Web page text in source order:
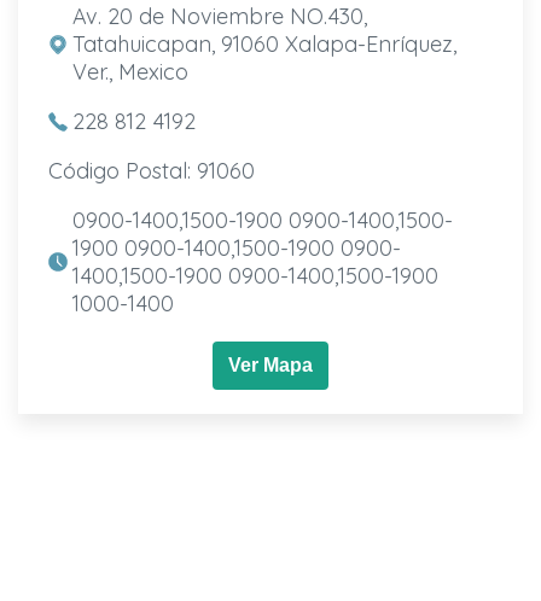
Av. 20 de Noviembre NO.430,
Tatahuicapan, 91060 Xalapa-Enríquez,
Ver., Mexico
228 812 4192
Código Postal: 91060
0900-1400,1500-1900 0900-1400,1500-
1900 0900-1400,1500-1900 0900-
1400,1500-1900 0900-1400,1500-1900
1000-1400
Ver Mapa